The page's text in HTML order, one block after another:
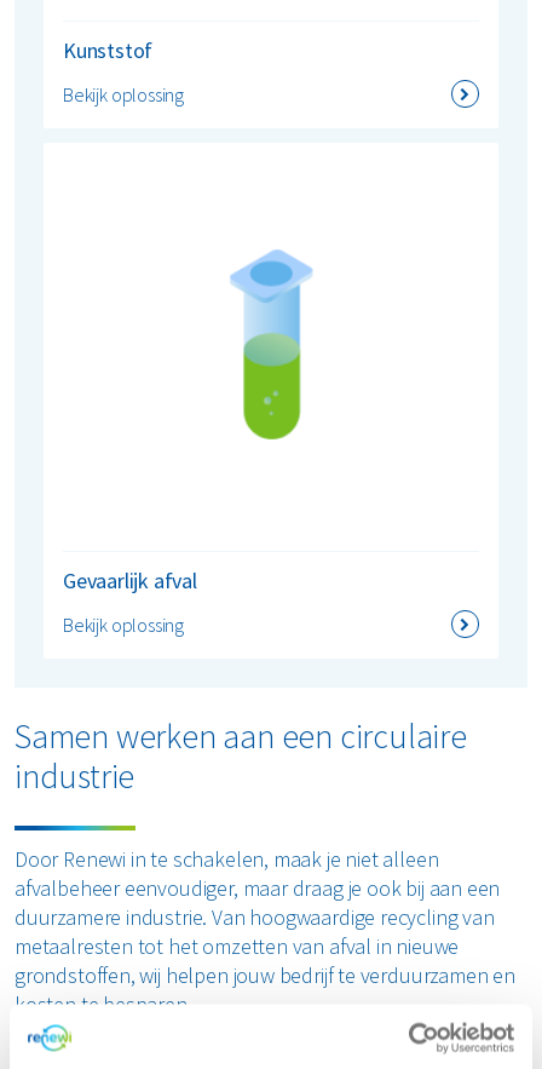
Kunststof
Bekijk oplossing
Gevaarlijk afval
Bekijk oplossing
Samen werken aan een circulaire
industrie
Door Renewi in te schakelen, maak je niet alleen
afvalbeheer eenvoudiger, maar draag je ook bij aan een
duurzamere industrie. Van hoogwaardige recycling van
metaalresten tot het omzetten van afval in nieuwe
grondstoffen, wij helpen jouw bedrijf te verduurzamen en
kosten te besparen.